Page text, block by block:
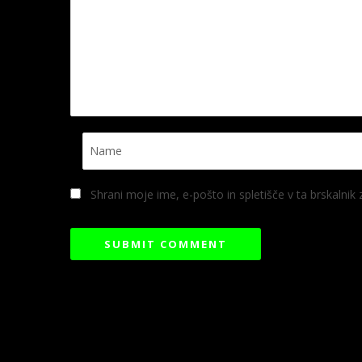
Shrani moje ime, e-pošto in spletišče v ta brskalnik